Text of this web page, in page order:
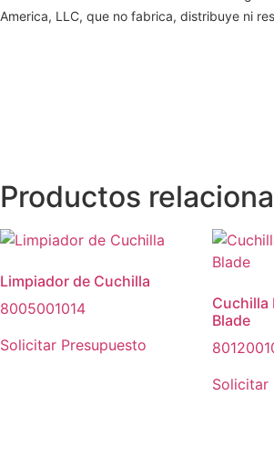
America, LLC, que no fabrica, distribuye ni
Productos
Limpiador de Cuchilla
8005001014
Solicitar Presupuesto
Cuchilla
Blade
Solicitar